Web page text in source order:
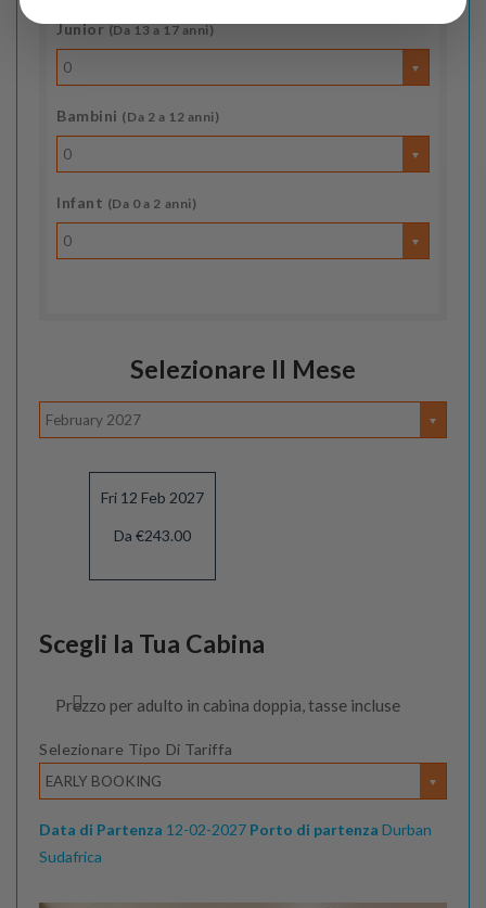
Junior(Da 13 a 17 anni)
0
Bambini (Da 2 a 12 anni)
0
Infant (Da 0 a 2 anni)
0
Selezionare Il Mese
February 2027
Fri 12 Feb 2027
Da €243.00
Scegli la Tua Cabina
Prezzo per adulto in cabina doppia, tasse incluse
Selezionare Tipo Di Tariffa
EARLY BOOKING
Data di Partenza 12-02-2027 Porto di partenza Durban
Sudafrica